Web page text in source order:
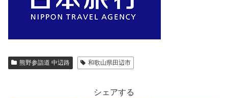
熊野参詣道 中辺路 和歌山県田辺市
シェアする